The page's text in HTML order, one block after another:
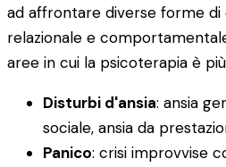
ad affrontare diverse forme di
relazionale e
aree in cui la psicoterapia è
Disturbi d'ansia: ansia
sociale, ansia da
Panico: crisi improvvise